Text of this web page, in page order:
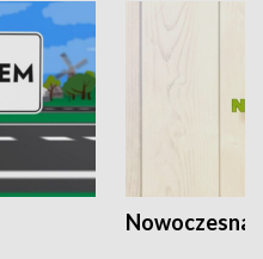
Nowoczesna